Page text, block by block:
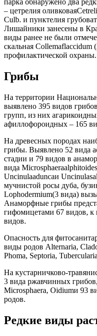
парка обнаружено два
– цетрелия
Culb. и пунктелия
Лишайники занесены в
виды ранее не были
скальная Collemaflaccidum
профилактической охраны.
Грибы
На территории
выявлено 395 видов
групп, из них
афиллофороидных – 165
На древесных породах
грибы. Выявлено 52 вида
стадии и 79 видов в
вида
Uncinulaaduncaи
мучнистой росы дуба,
Lophodermium(3 вида)
Анаморфные грибы
гифомицетами 67 видов, к
видов.
Опасность для
виды родов Alternaria,
Phoma, Septoria,
На кустарничково-
3 вида ржавчинных
Microsphaera, Oidiumи 93
родов.
Редкие виды